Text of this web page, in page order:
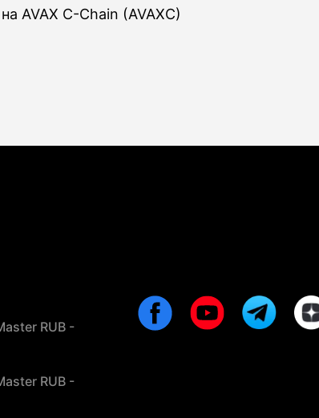
AVAX C-Chain (AVAXC)
RUB -
RUB -